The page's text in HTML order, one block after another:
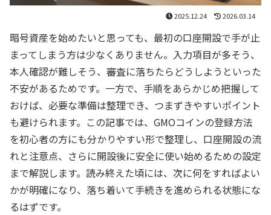
2025.12.24 2026.03.14
暗号資産を始めたいと思っても、最初の口座開設で手が止
まってしまう方は少なくありません。入力項目が多そう、
本人確認が難しそう、審査に落ちたらどうしようといった
不安があるためです。一方で、手順をあらかじめ把握して
おけば、必要な準備は整理でき、つまずきやすいポイント
も避けられます。この記事では、GMOコインの登録方法
を初心者の方にも分かりやすい形で整理し、口座開設の流
れと注意点、さらに開設後に安全に使い始めるための設定
まで解説します。読み終えた頃には、次に何をすればよい
かが明確になり、落ち着いて手続きを進められる状態にな
るはずです。